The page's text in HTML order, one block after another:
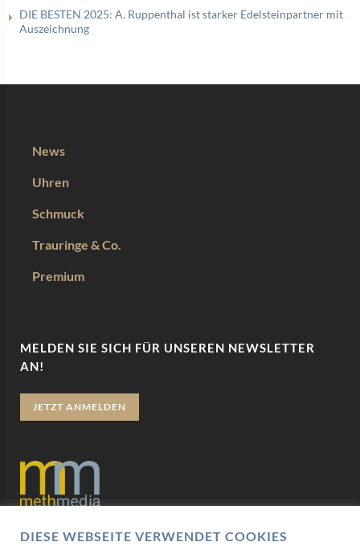
DIE BESTEN 2025: A. Ruppenthal ist starker Edelsteinpartner mit
Auszeichnung
News
Uhren
Schmuck
Trauringe & Co.
Premium
MELDEN SIE SICH FÜR UNSEREN NEWSLETTER
AN!
JETZT ANMELDEN
Datenschutz
DIESE WEBSEITE VERWENDET COOKIES